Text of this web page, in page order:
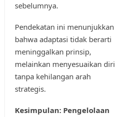
sebelumnya.
Pendekatan ini menunjukkan
bahwa adaptasi tidak berarti
meninggalkan prinsip,
melainkan menyesuaikan diri
tanpa kehilangan arah
strategis.
Kesimpulan: Pengelolaan